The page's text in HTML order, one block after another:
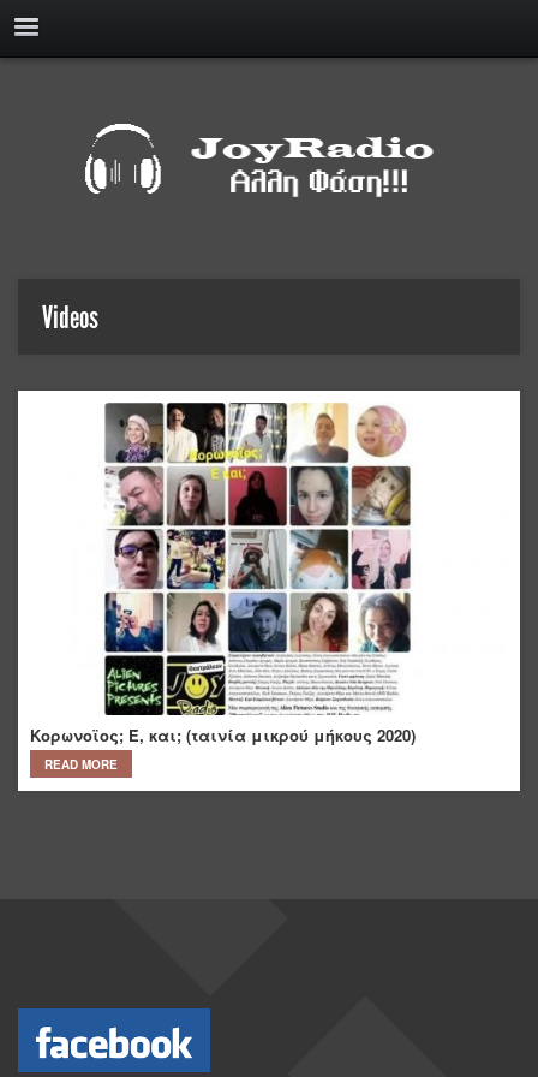
Videos
Κορωνοϊος; Έ, και; (ταινία μικρού μήκους 2020)
READ MORE